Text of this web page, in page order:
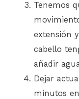
Tenemos
extensión
cabello
añadir
Dejar
minutos